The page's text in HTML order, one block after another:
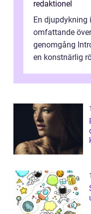
redaktionel
En djupdykning
omfattande
genomgång
en konstnärlig